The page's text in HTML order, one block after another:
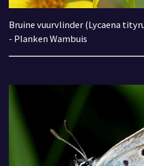
Bruine vuurvlinder (Lycaena
- Planken Wambuis